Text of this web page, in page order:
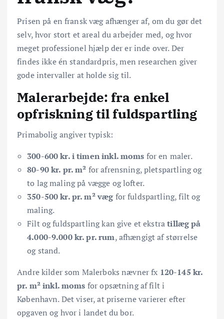
Prisen på en fransk væg afhænger af, om du gør det
selv, hvor stort et areal du arbejder med, og hvor
meget professionel hjælp der er inde over. Der
findes ikke én standardpris, men researchen giver
gode intervaller at holde sig til.
Malerarbejde: fra enkel
opfriskning til fuldspartling
Primabolig angiver typisk:
300-600 kr. i timen inkl. moms for en maler.
80-90 kr. pr. m² for afrensning, pletspartling og
to lag maling på vægge og lofter.
350-500 kr. pr. m² vægfor fuldspartling, filt og
maling.
Filt og fuldspartling kan give et ekstratillæg på
4.000-9.000 kr. pr. rum, afhængigt af størrelse
og stand.
Andre kilder som Malerboks nævner fx 120-145 kr.
pr. m² inkl. moms for opsætning af filt i
København. Det viser, at priserne varierer efter
opgaven og hvor i landet du bor.